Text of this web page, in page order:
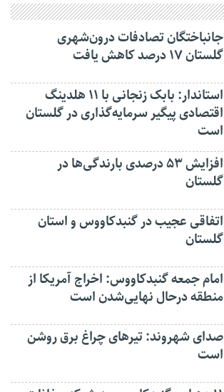
جانباختگان تصادفات درون‌شهری
گلستان ۱۷ درصد کاهش یافت
استاندار: بابک زنجانی با ۱۱ هلدینگ
اقتصادی پیگیر سرمایه‌گذاری در گلستان
است
افزایش ۵۳ درصدی بارندگی‌ها در
گلستان
اتفاقی عجیب در‌ گنبدکاووس و استان
گلستان
امام جمعه گنبدکاووس: اخراج آمریکا از
منطقه درحال نهایی‌شدن است
صدای شهروند: تیرهای چراغ برق روشن
است